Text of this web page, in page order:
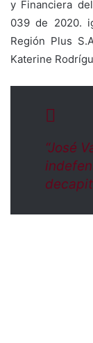
y Financiera
039 de 2020.
Región Plus
Katerine
“José